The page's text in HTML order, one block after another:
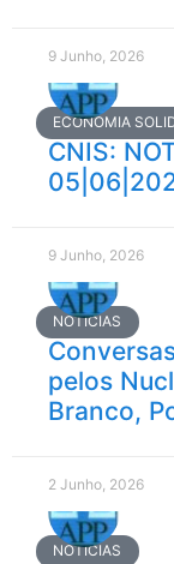
9 Junho, 2026
ECONOMIA
CNIS:
9 Junho, 2026
NOTÍCIAS
pelos
Branco,
2 Junho, 2026
NOTÍCIAS